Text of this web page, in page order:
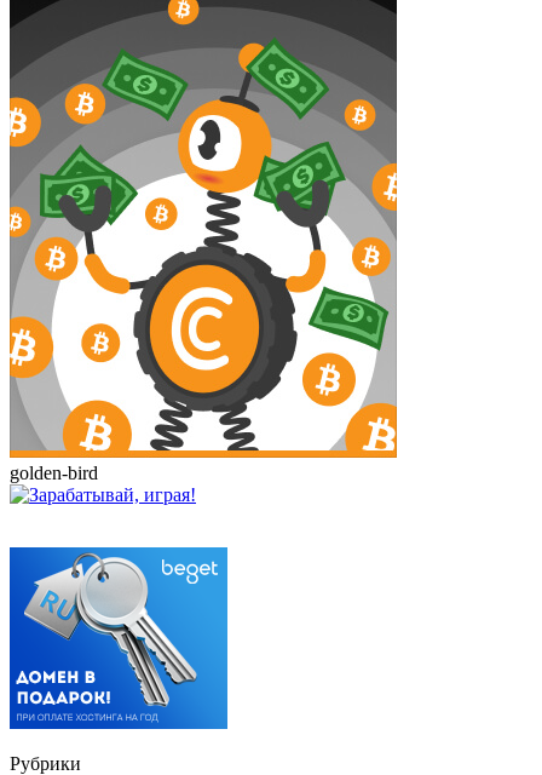
golden-bird
Рубрики